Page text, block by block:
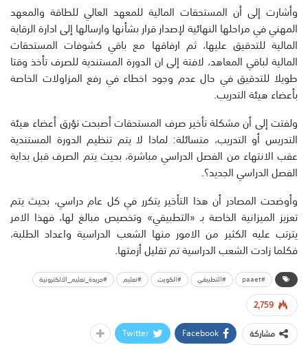
وأشارت إلى أن المستحقات المالية للمعهد العالي للطاقة والمعهد
المهني في مراحلها النهائية لإصدار قرار بشأنها وارسالها إلى ادارة الرقابة
المالية للتدقيق عليها، ثم ارفاقها مع باقي كشوفات المستحقات
المالية لباقي المعاهد، لافتة إلى ان الدورة المستندية للصرف تأخذ وقتا
طويلا للتدقيق في حال عدم وجود اخطاء في رفع المزاولات الخاصة
بأعضاء هيئة التدريب.
ولفتت إلى أن مشكلة تأخير صرف المستحقات أصبحت تؤرق أعضاء هيئة
التدريس أو التدريب، متسائلة: لماذا لا يتم تنظيم الدورة المستندية
عقب الانتهاء من الفصل الدراسي مباشرة، بحيث يتم الصرف قبل بداية
الفصل الدراسي الجديد؟.
وأوضحت المصادر أن هذا التأخير يتكرر في كل عام دراسي، بحيث يتم
تعزيز الميزانية الخاصة بـ «التطبيقي» وتخصيص مبالغ لها، فهذا الامر
يترتب عليه الكثير من الامور منها الشعب الدراسية واعداد الطلبة،
فكلما زادت الشعب الدراسية تم تقليل أزمتها.
#paaet #التطبيقي #الكويت #تعليم #جريدة_تعليم_الالكترونية
2,759
مشاركة
Facebook
Twitter